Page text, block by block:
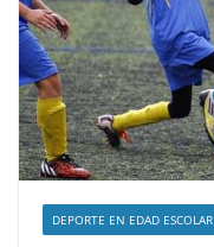
DEPORTE EN EDAD ESCOLAR